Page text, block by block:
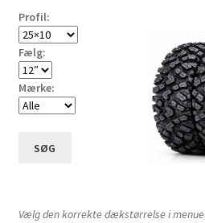
Profil:
Fælg:
Mærke:
SØG
Vælg den korrekte dækstørrelse i